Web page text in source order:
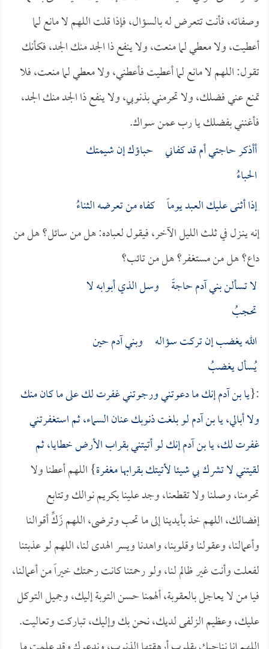
وصفاته، فأنت تتعرض له بالسؤال، فإذا قلت اللهم لا مانع لما
أعطيت، ولا معطي لما منعت، ولا ينفع ذا الجد منك الجد، فكأنك
تقول: اللهم لا مانع لما أعطيت فأعطني، ولا معطي لما منعت، فلا
تمنع عني فضلك، ولا تحرمني بذنوبي، ولا ينفع ذا الجد منك الجد،
فأغنني بفضلك يا رب عمن سواك.
أأذكر حاجتي أم قد كفاني حباؤك إن شيمتك
الحباءُ
إذا أثنى عليك العبد يوماً كفاه من تعرضه الثناءُ
إنه ينـزل في ثلث الليل الآخر، فيقول لعباده: هل من سائل؟ هل من
داع؟ هل من مستغفر؟ هل من تائب؟
لا تسألن بني آدم حاجةً وسل الذي أبوابه لا
تحجبُ
الله يغضب إن تركت سؤاله وبني آدم حين
يُسأل يغضبُ
:{يا بن آدم إنك ما دعوتني ورجوتني غفرت لك على ما كان منك
ولا أبالي، يا بن آدم لو بلغت ذنوبك عنان السماء، ثم استغفرتني
غفرت لك، يا بن آدم إنك لو أتيتني بقراب الأرض خطايا، ثم
لقيتني لا تشرك بي شيئا لأتيتك بقرابها مغفرة} اللهم أعطنا ولا
تحرمنا، وصلنا ولا تقطعنا، وجد علينا بكريم نوالك وتتابع
إفضالك، اللهم خذ بأيدينا إلى ما تحب وترضى، اللهم زَكِّ أقوالنا
وأعمالنا، وعقولنا وقلوبنا، واهدنا ويسر الهدى لنا، اللهم لو عذبتنا
لفعلت وأنت غير ظالم لنا، ولو رحمتنا كانت رحمتك خيراً من أعمالنا،
فيا من لا يعاجل بالعقوبة، ألهمنا حسن التوبة إليك، وجميل التوكل
عليك، وعظيم الزلفى لديك، نحن بك وإليك، تباركت وتعاليت.